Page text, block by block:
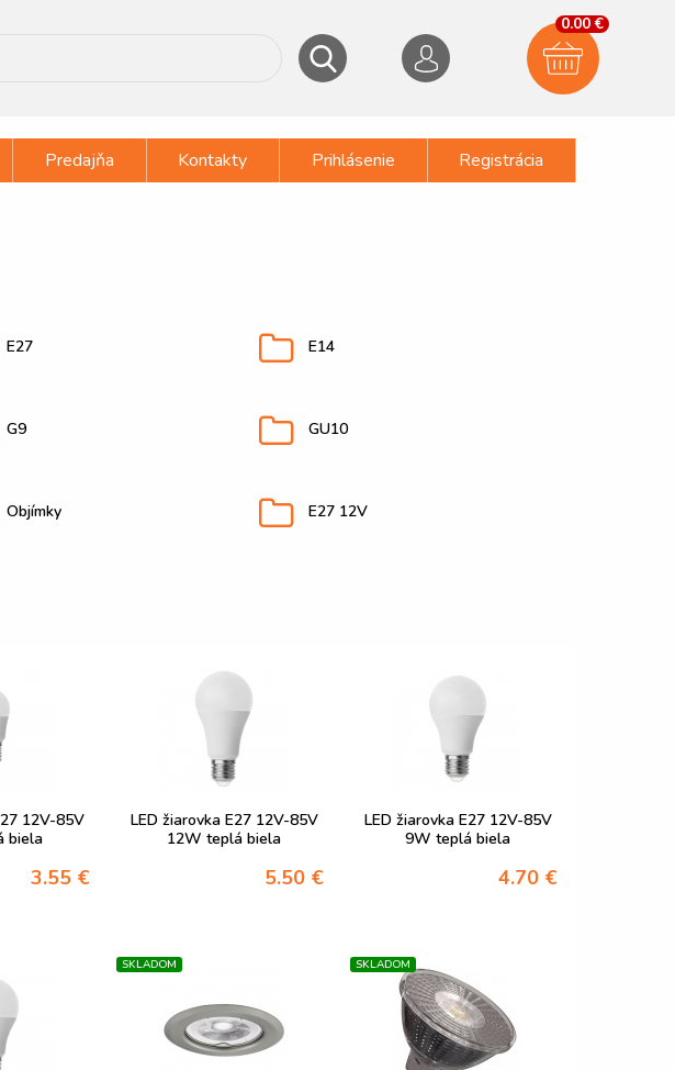
0.00 €
Predajňa Kontakty Prihlásenie Registrácia
E27 E14
G9 GU10
Objímky E27 12V
12V-85V
biela
3.55 €
LED žiarovka E27 12V-85V
12W teplá biela
5.50 €
LED žiarovka E27 12V-85V
9W teplá biela
4.70 €
SKLADOM SKLADOM